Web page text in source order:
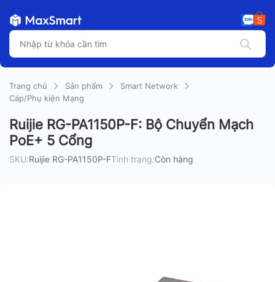
Trang chủ Sản phẩm
Smart Network
Cáp/Phụ kiện Mạng
Ruijie RG-PA1150P-F: Bộ Chuyển Mạch
PoE+ 5 Cổng
SKU:Ruijie RG-PA1150P-FTình trạng:Còn hàng